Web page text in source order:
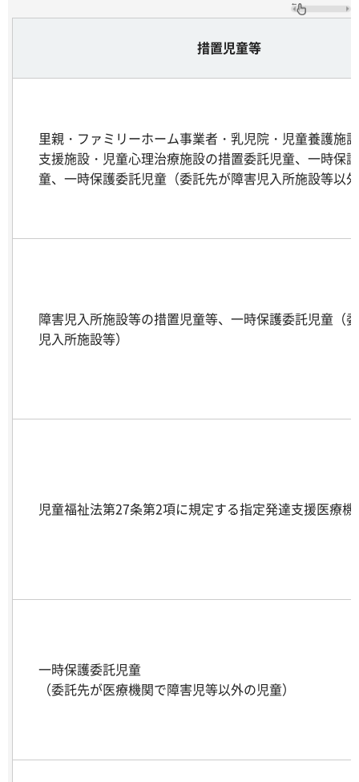
措置児童等
里親・ファミリーホーム事業者・乳児院・児童養護施
支援施設・児童心理治療施設の措置委託児童、一時保
童、一時保護委託児童（委託先が障害児入所施設等以
障害児入所施設等の措置児童等、一時保護委託児童（
児入所施設等）
児童福祉法第27条第2項に規定する指定発達支援医療
一時保護委託児童
（委託先が医療機関で障害児等以外の児童）